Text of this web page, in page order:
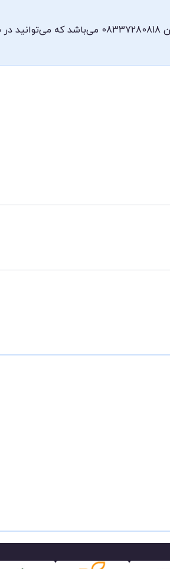
شماره تلفن مطب دکتر طاهره دارایی‌نیا جهت